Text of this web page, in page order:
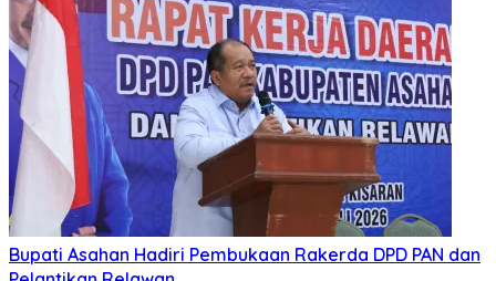
Bupati Asahan Hadiri Pembukaan Rakerda DPD PAN dan